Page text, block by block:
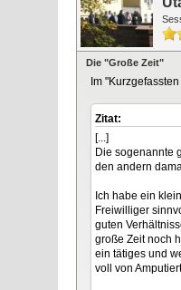
Die "Große Zeit"
Im
Zitat:
[...]
Die sogenannte
den andern
Ich habe ein
Freiwilliger
guten
große Zeit noch
ein tätiges und
voll von